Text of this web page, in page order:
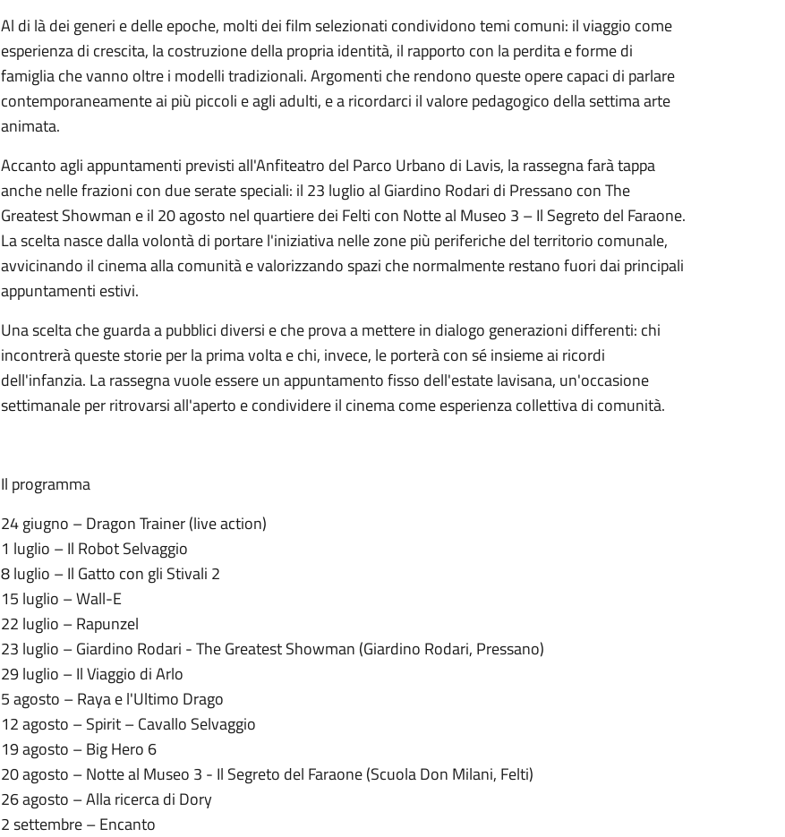
Al di là dei generi e delle epoche, molti dei film selezionati condividono temi comuni: il viaggio come
esperienza di crescita, la costruzione della propria identità, il rapporto con la perdita e forme di
famiglia che vanno oltre i modelli tradizionali. Argomenti che rendono queste opere capaci di parlare
contemporaneamente ai più piccoli e agli adulti, e a ricordarci il valore pedagogico della settima arte
animata.
Accanto agli appuntamenti previsti all'Anfiteatro del Parco Urbano di Lavis, la rassegna farà tappa
anche nelle frazioni con due serate speciali: il 23 luglio al Giardino Rodari di Pressano con The
Greatest Showman e il 20 agosto nel quartiere dei Felti con Notte al Museo 3 – Il Segreto del Faraone.
La scelta nasce dalla volontà di portare l'iniziativa nelle zone più periferiche del territorio comunale,
avvicinando il cinema alla comunità e valorizzando spazi che normalmente restano fuori dai principali
appuntamenti estivi.
Una scelta che guarda a pubblici diversi e che prova a mettere in dialogo generazioni differenti: chi
incontrerà queste storie per la prima volta e chi, invece, le porterà con sé insieme ai ricordi
dell'infanzia. La rassegna vuole essere un appuntamento fisso dell'estate lavisana, un'occasione
settimanale per ritrovarsi all'aperto e condividere il cinema come esperienza collettiva di comunità.
Il programma
24 giugno – Dragon Trainer (live action)
1 luglio – Il Robot Selvaggio
8 luglio – Il Gatto con gli Stivali 2
15 luglio – Wall-E
22 luglio – Rapunzel
23 luglio – Giardino Rodari - The Greatest Showman (Giardino Rodari, Pressano)
29 luglio – Il Viaggio di Arlo
5 agosto – Raya e l'Ultimo Drago
12 agosto – Spirit – Cavallo Selvaggio
19 agosto – Big Hero 6
20 agosto – Notte al Museo 3 - Il Segreto del Faraone (Scuola Don Milani, Felti)
26 agosto – Alla ricerca di Dory
2 settembre – Encanto